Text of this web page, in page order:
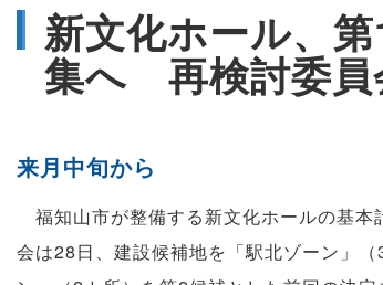
新文化ホール、
集へ 再検討委員
来月中旬から
福知山市が整備する新文化ホールの基本
会は28日、建設候補地を「駅北ゾーン」